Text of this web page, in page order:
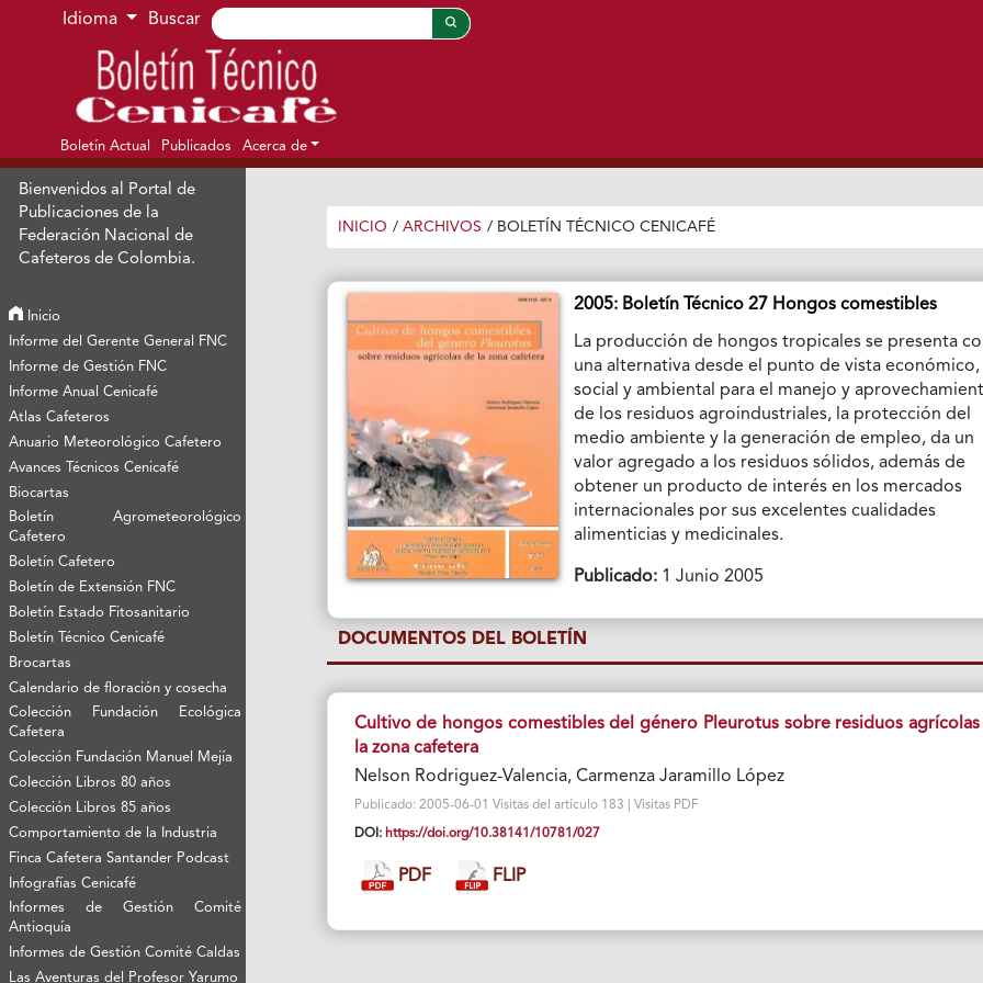
Ir al menú de navegación principal
Ir al contenido principal
Ir al pie de página del sitio
Idioma Buscar
Boletín Actual Publicados Acerca de
Bienvenidos al Portal de
Publicaciones de la
Federación Nacional de
Cafeteros de Colombia.
Inicio
Informe del Gerente General FNC
Informe de Gestión FNC
Informe Anual Cenicafé
Atlas Cafeteros
Anuario Meteorológico Cafetero
Avances Técnicos Cenicafé
Biocartas
Boletín Agrometeorológico
Cafetero
Boletín Cafetero
Boletín de Extensión FNC
Boletín Estado Fitosanitario
Boletín Técnico Cenicafé
Brocartas
Calendario de floración y cosecha
Colección Fundación Ecológica
Cafetera
Colección Fundación Manuel Mejía
Colección Libros 80 años
Colección Libros 85 años
Comportamiento de la Industria
Finca Cafetera Santander Podcast
Infografías Cenicafé
Informes de Gestión Comité
Antioquía
Informes de Gestión Comité Caldas
Las Aventuras del Profesor Yarumo
INICIO / ARCHIVOS / BOLETÍN TÉCNICO CENICAFÉ
2005: Boletín Técnico 27 Hongos comestibles
La producción de hongos tropicales se presenta
una alternativa desde el punto de vista económico,
social y ambiental para el manejo y
de los residuos agroindustriales, la protección del
medio ambiente y la generación de empleo, da un
valor agregado a los residuos sólidos, además de
obtener un producto de interés en los mercados
internacionales por sus excelentes cualidades
alimenticias y medicinales.
Publicado: 1 Junio 2005
DOCUMENTOS DEL BOLETÍN
Cultivo de hongos comestibles del género Pleurotus sobre residuos
la zona cafetera
Nelson Rodriguez-Valencia, Carmenza Jaramillo López
Publicado: 2005-06-01 Visitas del artículo 183 | Visitas PDF
DOI: https://doi.org/10.38141/10781/027
PDF FLIP